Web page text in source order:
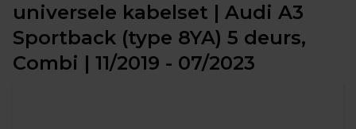
universele kabelset | Audi A3
Sportback (type 8YA) 5 deurs,
Combi | 11/2019 - 07/2023